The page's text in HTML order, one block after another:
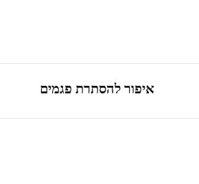
איפור להסתרת פגמים